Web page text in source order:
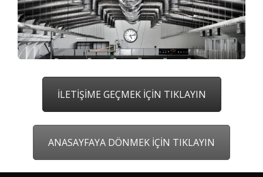
İLETİŞİME GEÇMEK İÇİN TIKLAYIN
ANASAYFAYA DÖNMEK İÇİN TIKLAYIN